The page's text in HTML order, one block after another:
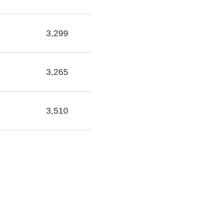
3,299
3,265
3,510